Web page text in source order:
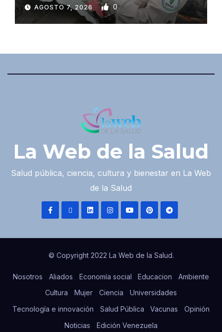
AGOSTO 7, 2026 0
La Web de la Salud
Salud pública, ciencia, cultura y bienestar en La Web
de la Salud
© Copyright 2022 La Web de la Salud.
Nosotros Aliados Economía social Educacion
Ambiente
Cultura
Mujer Ciencia
Universidades
Tecnología e innovación
Salud Pública Vacunas
Opinión
Noticias
Edición Venezuela